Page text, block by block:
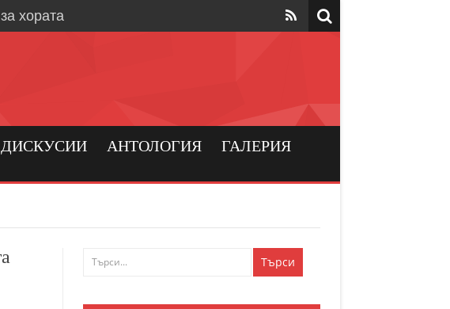
хората
държавата на хората
път към траен мир
най-добре знаят
АНТОЛОГИЯ
ГАЛЕРИЯ